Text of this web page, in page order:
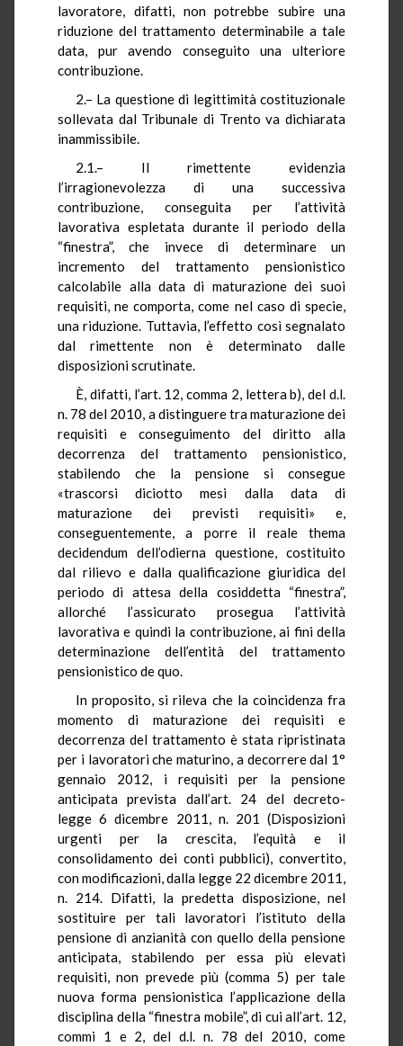
lavoratore, difatti, non potrebbe subire una
riduzione del trattamento determinabile a tale
data, pur avendo conseguito una ulteriore
contribuzione.
2.– La questione di legittimità costituzionale
sollevata dal Tribunale di Trento va dichiarata
inammissibile.
2.1.– Il rimettente evidenzia
l’irragionevolezza di una successiva
contribuzione, conseguita per l’attività
lavorativa espletata durante il periodo della
“finestra”, che invece di determinare un
incremento del trattamento pensionistico
calcolabile alla data di maturazione dei suoi
requisiti, ne comporta, come nel caso di specie,
una riduzione. Tuttavia, l’effetto così segnalato
dal rimettente non è determinato dalle
disposizioni scrutinate.
È, difatti, l’art. 12, comma 2, lettera b), del d.l.
n. 78 del 2010, a distinguere tra maturazione dei
requisiti e conseguimento del diritto alla
decorrenza del trattamento pensionistico,
stabilendo che la pensione si consegue
«trascorsi diciotto mesi dalla data di
maturazione dei previsti requisiti» e,
conseguentemente, a porre il reale thema
decidendum dell’odierna questione, costituito
dal rilievo e dalla qualificazione giuridica del
periodo di attesa della cosiddetta “finestra”,
allorché l’assicurato prosegua l’attività
lavorativa e quindi la contribuzione, ai fini della
determinazione dell’entità del trattamento
pensionistico de quo.
In proposito, si rileva che la coincidenza fra
momento di maturazione dei requisiti e
decorrenza del trattamento è stata ripristinata
per i lavoratori che maturino, a decorrere dal 1°
gennaio 2012, i requisiti per la pensione
anticipata prevista dall’art. 24 del decreto-
legge 6 dicembre 2011, n. 201 (Disposizioni
urgenti per la crescita, l’equità e il
consolidamento dei conti pubblici), convertito,
con modificazioni, dalla legge 22 dicembre 2011,
n. 214. Difatti, la predetta disposizione, nel
sostituire per tali lavoratori l’istituto della
pensione di anzianità con quello della pensione
anticipata, stabilendo per essa più elevati
requisiti, non prevede più (comma 5) per tale
nuova forma pensionistica l’applicazione della
disciplina della “finestra mobile”, di cui all’art. 12,
commi 1 e 2, del d.l. n. 78 del 2010, come